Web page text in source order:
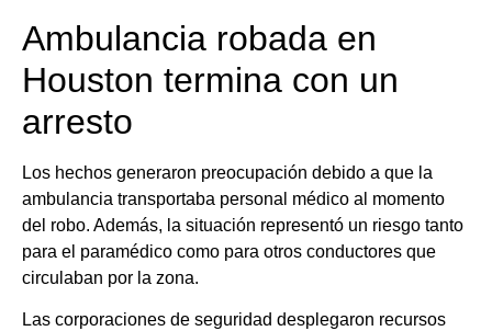
Ambulancia robada en
Houston termina con un
arresto
Los hechos generaron preocupación debido a que la
ambulancia transportaba personal médico al momento
del robo. Además, la situación representó un riesgo tanto
para el paramédico como para otros conductores que
circulaban por la zona.
Las corporaciones de seguridad desplegaron recursos